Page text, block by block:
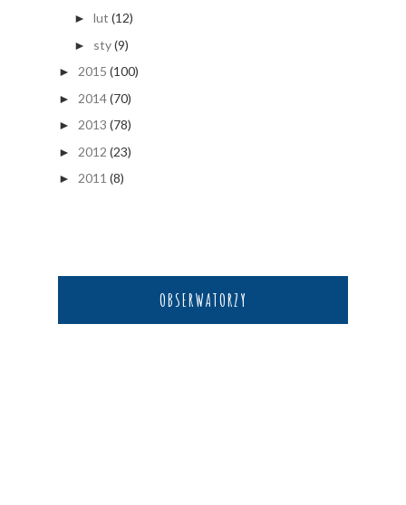
► lut (12)
► sty(9)
► 2015 (100)
► 2014(70)
► 2013 (78)
► 2012 (23)
► 2011 (8)
OBSERWATORZY